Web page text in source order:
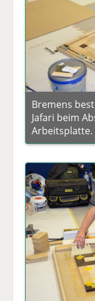
Bremens
Jafari beim
Arbeitsplatte.